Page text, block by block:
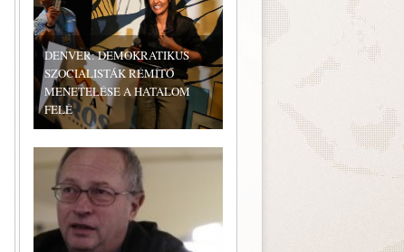
DENVER: DEMOKRATIKUS
SZOCIALISTÁK RÉMÍTŐ
MENETELÉSE A HATALOM
FELÉ